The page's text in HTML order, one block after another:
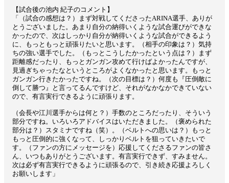
【試合後の池内 紀子のコメント】
「（試合の感想は？）まず対戦してくださったARINA選手、ありが
とうございました。あまり自分の納得いくような試合運びができな
かったので、次はしっかり自分が納得いくような試合ができるよう
に、もっともっと頑張りたいと思います。（相手の印象は？）気持
ちの強い選手でした。（もっとこうしたかったという点は？）まず
距離感だったり、もっとガンガン攻めて行けばよかったんですが、
見過ぎちゃったなというところがよくなかったと思います。もっと
ガンガン行きたかったですね。（次の目標は？）何度も『圧倒敵に
倒して勝つ』と言ってるんですけど、それがなかなかできていない
ので、有言実行できるように頑張ります。
（会長や江川選手からは何と？）手数のところだったり、そういう
部分ですね。いろいろアドバイスはいただきました。（褒められた
部分は？）スタミナですね（笑）。（ベルトへの思いは？）もっと
もっと圧倒的に強くなって、しっかりベルトを狙っていきたいで
す。（ファンの方にメッセージを）応援してくださるファンの皆さ
ん、いつもありがとうございます。有言実行できず、すみません。
次は必ず有言実行できるように頑張るので、引き続き応援よろしく
お願いします」